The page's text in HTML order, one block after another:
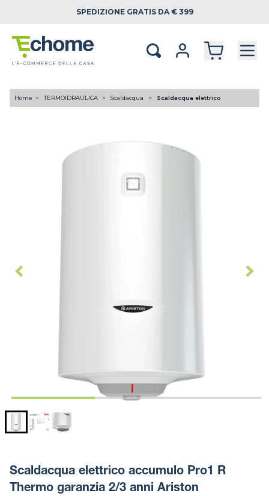
SPEDIZIONE GRATIS DA € 399
Home TERMOIDRAULICA Scaldacqua Scaldacqua elettrico
Scaldacqua elettrico accumulo Pro1 R
Thermo garanzia 2/3 anni Ariston